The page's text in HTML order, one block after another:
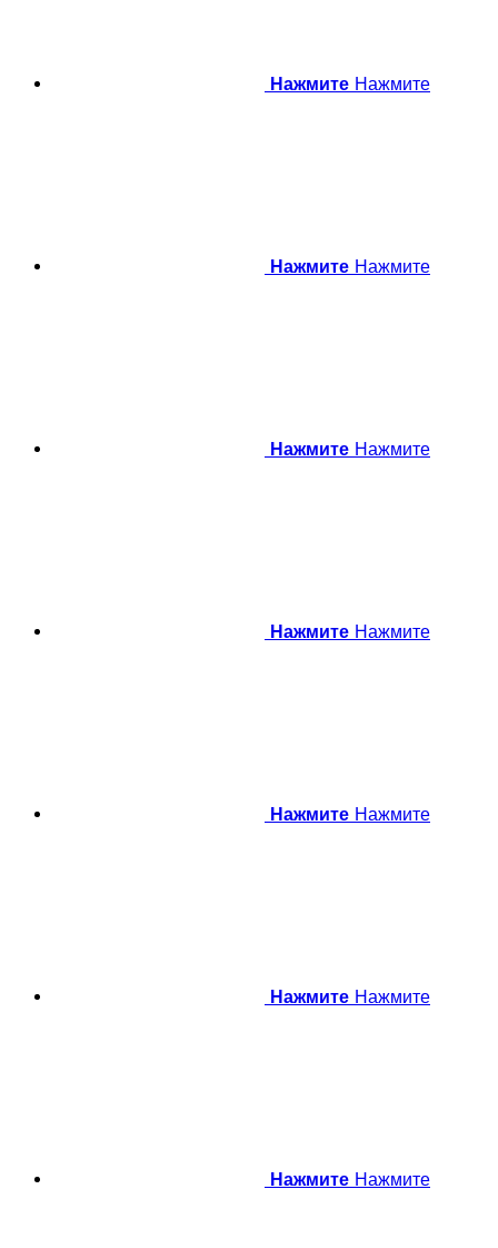
Нажмите Нажмите
Нажмите Нажмите
Нажмите Нажмите
Нажмите Нажмите
Нажмите Нажмите
Нажмите Нажмите
Нажмите Нажмите